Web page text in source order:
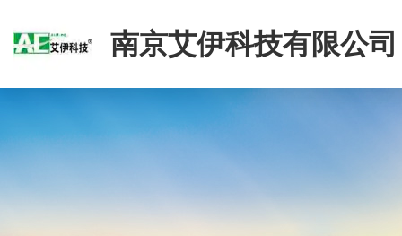
南京艾伊科技有限公司